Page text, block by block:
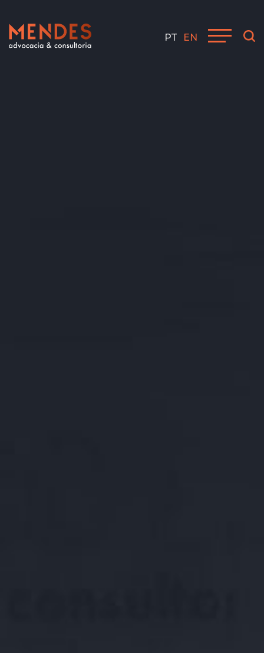
PT EN